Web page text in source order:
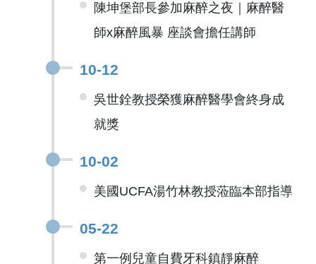
陳坤堡部長參加麻醉之夜｜麻醉醫
師x麻醉風暴 座談會擔任講師
10-12
吳世銓教授榮獲麻醉醫學會終身成
就獎
10-02
美國UCFA湯竹林教授蒞臨本部指導
05-22
第一例兒童自費牙科鎮靜麻醉